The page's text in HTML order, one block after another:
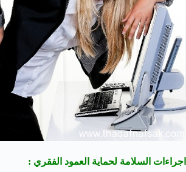
اجراءات السلامة لحماية العمود الفقري :